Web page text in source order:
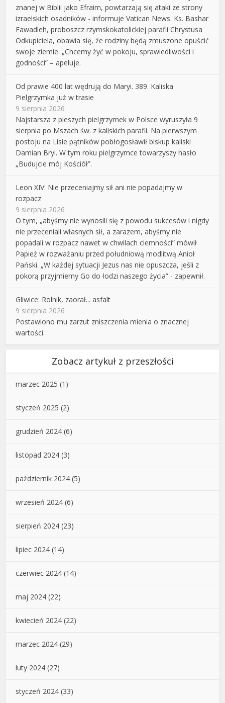
znanej w Biblii jako Efraim, powtarzają się ataki ze strony
izraelskich osadników - informuje Vatican News. Ks. Bashar
Fawadleh, proboszcz rzymskokatolickiej parafii Chrystusa
Odkupiciela, obawia się, że rodziny będą zmuszone opuścić
swoje ziemie. „Chcemy żyć w pokoju, sprawiedliwości i
godności” – apeluje.
Od prawie 400 lat wędrują do Maryi. 389. Kaliska
Pielgrzymka już w trasie
9 sierpnia 2026
Najstarsza z pieszych pielgrzymek w Polsce wyruszyła 9
sierpnia po Mszach św. z kaliskich parafii. Na pierwszym
postoju na Lisie pątników pobłogosławił biskup kaliski
Damian Bryl. W tym roku pielgrzymce towarzyszy hasło
„Budujcie mój Kościół”.
Leon XIV: Nie przeceniajmy sił ani nie popadajmy w
rozpacz
9 sierpnia 2026
O tym, „abyśmy nie wynosili się z powodu sukcesów i nigdy
nie przeceniali własnych sił, a zarazem, abyśmy nie
popadali w rozpacz nawet w chwilach ciemności” mówił
Papież w rozważaniu przed południową modlitwą Anioł
Pański. „W każdej sytuacji Jezus nas nie opuszcza, jeśli z
pokorą przyjmiemy Go do łodzi naszego życia” - zapewnił.
Gliwice: Rolnik, zaorał... asfalt
9 sierpnia 2026
Postawiono mu zarzut zniszczenia mienia o znacznej
wartości.
Zobacz artykuł z przeszłości
marzec 2025 (1)
styczeń 2025 (2)
grudzień 2024 (6)
listopad 2024 (3)
październik 2024 (5)
wrzesień 2024 (6)
sierpień 2024 (23)
lipiec 2024 (14)
czerwiec 2024 (14)
maj 2024 (22)
kwiecień 2024 (22)
marzec 2024 (29)
luty 2024 (27)
styczeń 2024 (33)